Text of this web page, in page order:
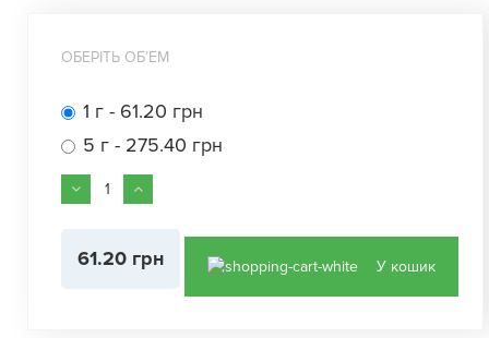
ОБЕРІТЬ ОБʼЕМ
1 г - 61.20 грн
5 г - 275.40 грн
61.20 грн У кошик